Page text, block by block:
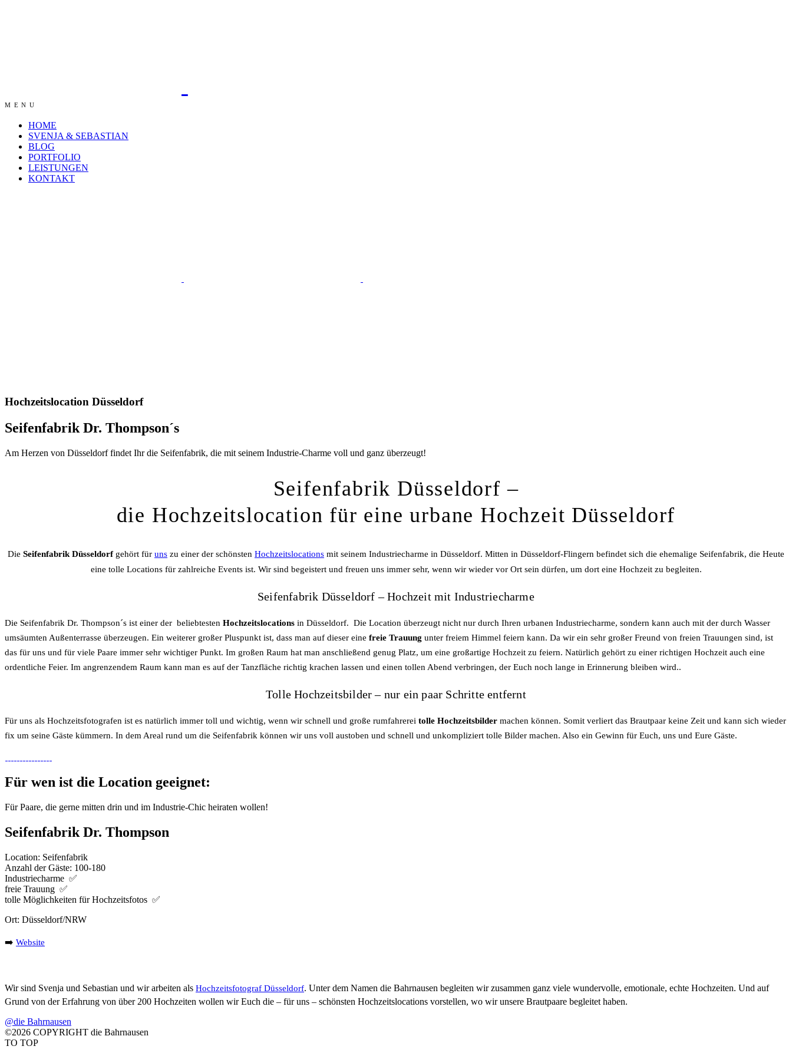
MENU
HOME
SVENJA & SEBASTIAN
BLOG
PORTFOLIO
LEISTUNGEN
KONTAKT
Hochzeitslocation Düsseldorf
Seifenfabrik Dr. Thompson´s
Am Herzen von Düsseldorf findet Ihr die Seifenfabrik, die mit seinem Industrie-Charme voll und ganz überzeugt!
Seifenfabrik Düsseldorf –
die Hochzeitslocation für eine urbane Hochzeit Düsseldorf
Die Seifenfabrik Düsseldorfgehört für uns zu einer der schönsten Hochzeitslocations mit seinem Industriecharme in Düsseldorf. Mitten in Düsseldorf-Flingern befindet sich die ehemalige Seifenfabrik, die Heute
eine tolle Locations für zahlreiche Events ist. Wir sind begeistert und freuen uns immer sehr, wenn wir wieder vor Ort sein dürfen, um dort eine Hochzeit zu begleiten.
Seifenfabrik Düsseldorf – Hochzeit mit Industriecharme
Die Seifenfabrik Dr. Thompson´s ist einer der beliebtesten Hochzeitslocations in Düsseldorf. Die Location überzeugt nicht nur durch Ihren urbanen Industriecharme, sondern kann auch mit der durch Wasser
umsäumten Außenterrasse überzeugen. Ein weiterer großer Pluspunkt ist, dass man auf dieser eine freie Trauung unter freiem Himmel feiern kann. Da wir ein sehr großer Freund von freien Trauungen sind, ist
das für uns und für viele Paare immer sehr wichtiger Punkt. Im großen Raum hat man anschließend genug Platz, um eine großartige Hochzeit zu feiern. Natürlich gehört zu einer richtigen Hochzeit auch eine
ordentliche Feier. Im angrenzendem Raum kann man es auf der Tanzfläche richtig krachen lassen und einen tollen Abend verbringen, der Euch noch lange in Erinnerung bleiben wird..
Tolle Hochzeitsbilder – nur ein paar Schritte entfernt
Für uns als Hochzeitsfotografen ist es natürlich immer toll und wichtig, wenn wir schnell und große rumfahrerei tolle Hochzeitsbilder machen können. Somit verliert das Brautpaar keine Zeit und kann sich wieder
fix um seine Gäste kümmern. In dem Areal rund um die Seifenfabrik können wir uns voll austoben und schnell und unkompliziert tolle Bilder machen. Also ein Gewinn für Euch, uns und Eure Gäste.
Für wen ist die Location geeignet:
Für Paare, die gerne mitten drin und im Industrie-Chic heiraten wollen!
Seifenfabrik Dr. Thompson
Location: Seifenfabrik
Anzahl der Gäste: 100-180
Industriecharme ✅
freie Trauung ✅
tolle Möglichkeiten für Hochzeitsfotos ✅
Ort: Düsseldorf/NRW
➡️ Website
Wir sind Svenja und Sebastian und wir arbeiten als Hochzeitsfotograf Düsseldorf. Unter dem Namen die Bahrnausen begleiten wir zusammen ganz viele wundervolle, emotionale, echte Hochzeiten. Und auf
Grund von der Erfahrung von über 200 Hochzeiten wollen wir Euch die – für uns – schönsten Hochzeitslocations vorstellen, wo wir unsere Brautpaare begleitet haben.
@die Bahrnausen
©2026 COPYRIGHT die Bahrnausen
TO TOP